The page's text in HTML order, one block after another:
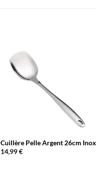
Cuillère Pelle Argent 26cm Inox
14,99€